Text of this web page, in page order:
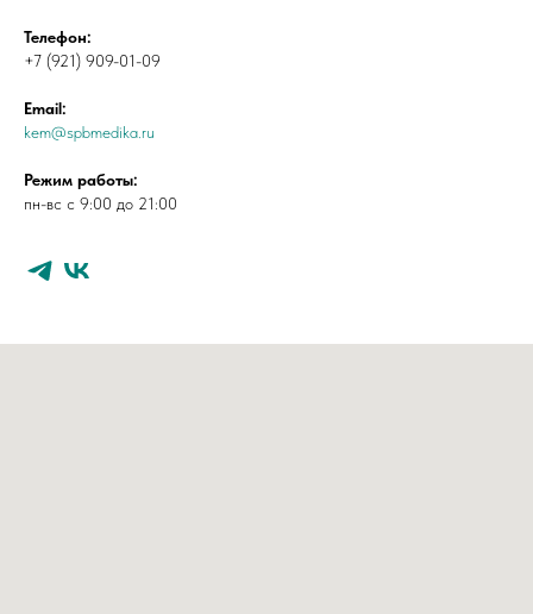
Телефон:
+7 (921) 909-01-09
Email:
kem@spbmedika.ru
Режим работы:
пн-вс с 9:00 до 21:00